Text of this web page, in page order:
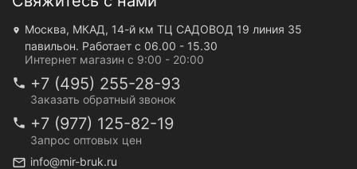
Москва, МКАД, 14-й км ТЦ САДОВОД 19 линия 35
павильон. Работает с 06.00 - 15.30
Интернет магазин с 9:00 - 20:00
+7 (495) 255-28-93
Заказать обратный звонок
+7 (977) 125-82-19
Запрос оптовых цен
info@mir-bruk.ru